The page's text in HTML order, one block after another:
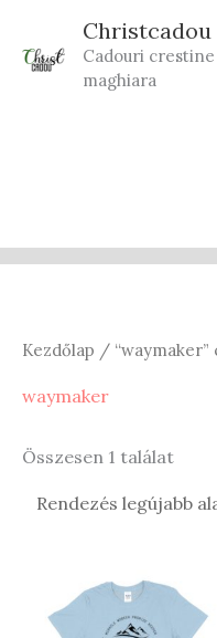
content
Christcadou
Cadouri
maghiara
Kezdőlap /
waymaker
Összesen 1 találat